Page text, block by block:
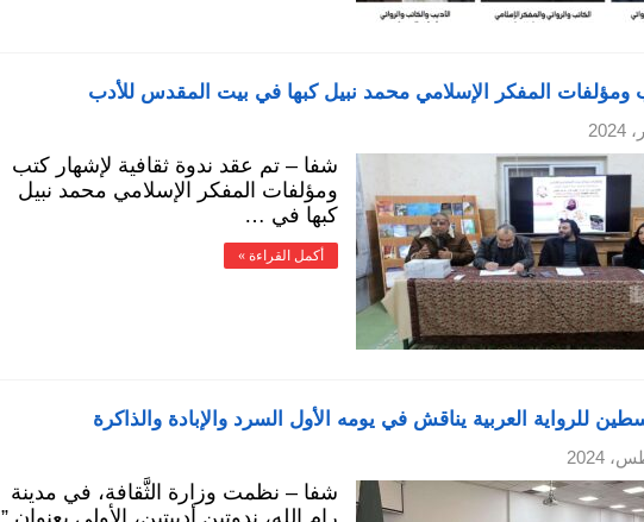
ومؤلفات المفكر الإسلامي محمد نبيل كبها في بيت المقدس للأدب
شفا – تم عقد ندوة ثقافية لإشهار كتب
ومؤلفات المفكر الإسلامي محمد نبيل
كبها في …
أكمل القراءة »
للرواية العربية يناقش في يومه الأول السرد والإبادة والذاكرة
شفا – نظمت وزارة الثَّقافة، في مدينة
رام الله، ندوتين أدبيتين، الأولى بعنوان ”